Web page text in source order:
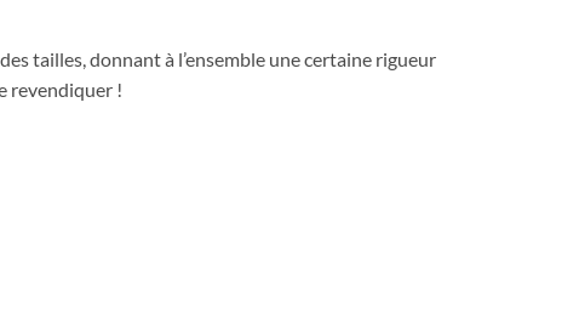
tailles, donnant à l’ensemble une certaine rigueur
revendiquer !